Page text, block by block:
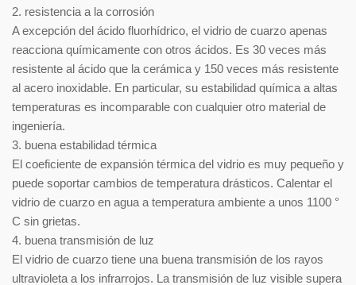
2. resistencia a la corrosión
A excepción del ácido fluorhídrico, el vidrio de cuarzo apenas
reacciona químicamente con otros ácidos. Es 30 veces más
resistente al ácido que la cerámica y 150 veces más resistente
al acero inoxidable. En particular, su estabilidad química a altas
temperaturas es incomparable con cualquier otro material de
ingeniería.
3. buena estabilidad térmica
El coeficiente de expansión térmica del vidrio es muy pequeño y
puede soportar cambios de temperatura drásticos. Calentar el
vidrio de cuarzo en agua a temperatura ambiente a unos 1100 °
C sin grietas.
4. buena transmisión de luz
El vidrio de cuarzo tiene una buena transmisión de los rayos
ultravioleta a los infrarrojos. La transmisión de luz visible supera